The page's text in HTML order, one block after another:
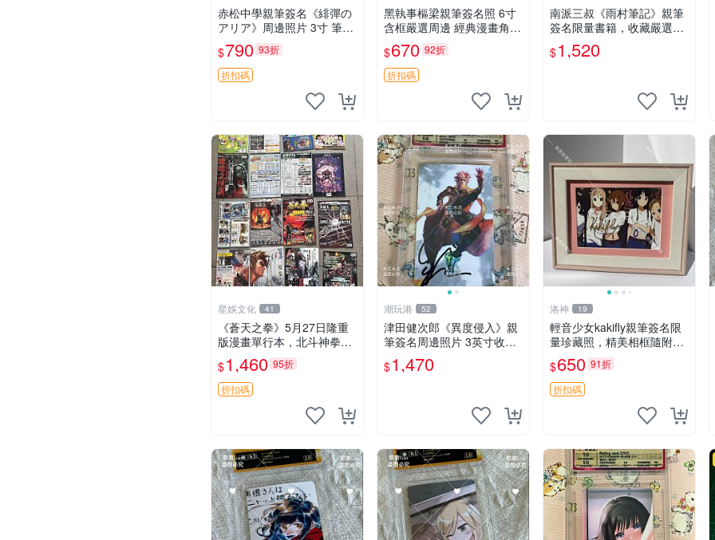
赤松中學親筆簽名《緋彈の
アリア》周邊照片 3寸 筆跡
清晰 原盒封存 緋彈的亞里
亞 周邊 照片
$790 93折
折扣碼
黑執事樞梁親筆簽名照 6寸
含框嚴選周邊 經典漫畫角色
收藏推薦 標本級相片 黑執
事樞梁 畫集 周邊收藏 樞梁
黑執事簽名照片
$670 92折
折扣碼
南派三叔《雨村筆記》親筆
簽名限量書籍，收藏嚴選推
薦 雨村筆記 三叔秘藏 盜墓
記
$1,520
星娛文化 41
《蒼天之拳》5月27日隆重
版漫畫單行本，北斗神拳角
色封面插圖推薦收藏 北斗神
拳 憑面 神拳功夫
$1,460 95折
折扣碼
潮玩港 52
津田健次郎《異度侵入》親
筆簽名周邊照片 3英寸收藏
品 面簽 國際帶回 異度侵入
簽名 照片
$1,470
洛神 19
輕音少女kakifly親筆簽名限
量珍藏照，精美相框隨附，
尺寸17.8x12.7cm 輕音少
女、Kakifly、簽名照
$650 91折
折扣碼